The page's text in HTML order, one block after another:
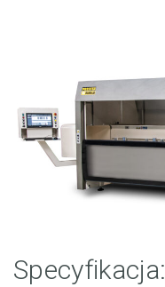
Specyfikacja: